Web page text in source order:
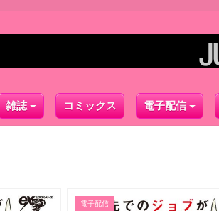
雑誌 コミックス 電子配信
電子配信